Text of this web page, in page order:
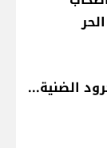
الضنية...